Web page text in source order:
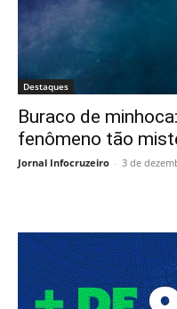
Destaques
Buraco de
fenômeno tão
Jornal Infocruzeiro - 3 de